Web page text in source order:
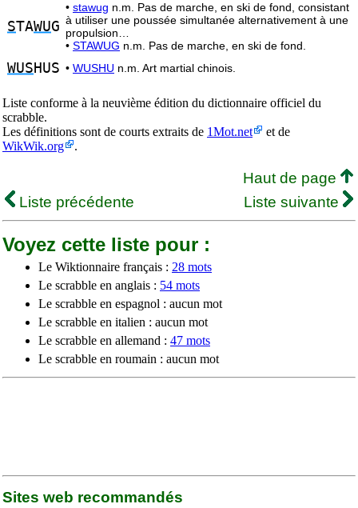
STAWUG
• stawug n.m. Pas de marche, en ski de fond, consistant
à utiliser une poussée simultanée alternativement à une
propulsion…
• STAWUG n.m. Pas de marche, en ski de fond.
WUS HUS • WUSHU n.m. Art martial chinois.
Liste conforme à la neuvième édition du dictionnaire officiel du
scrabble.
Les définitions sont de courts extraits de 1Mot.net
et de
WikWik.org
.
Haut de page
Liste précédente
Liste suivante
Voyez cette liste pour :
Le Wiktionnaire français : 28 mots
Le scrabble en anglais : 54 mots
Le scrabble en espagnol : aucun mot
Le scrabble en italien : aucun mot
Le scrabble en allemand : 47 mots
Le scrabble en roumain : aucun mot
Sites web recommandés